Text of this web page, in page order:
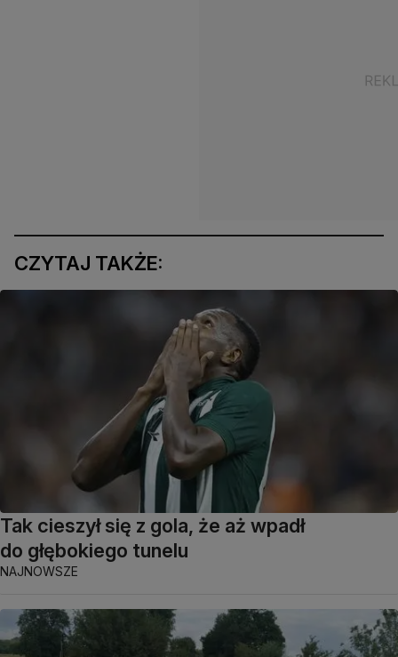
CZYTAJ TAKŻE:
Tak cieszył się z gola, że aż wpadł
do głębokiego tunelu
NAJNOWSZE